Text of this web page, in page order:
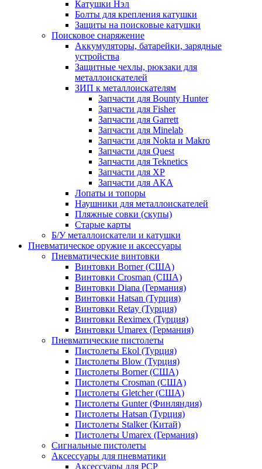
Катушки Нэл
Болты для крепления катушки
Защиты на поисковые катушки
Поисковое снаряжение
Аккумуляторы, батарейки, зарядные
устройства
Защитные чехлы, рюкзаки для
металлоискателей
ЗИП к металлоискателям
Запчасти для Bounty Hunter
Запчасти для Fisher
Запчасти для Garrett
Запчасти для Minelab
Запчасти для Nokta и Makro
Запчасти для Quest
Запчасти для Teknetics
Запчасти для XP
Запчасти для АКА
Лопаты и топоры
Наушники для металлоискателей
Пляжные совки (скупы)
Старые карты
Б/У металлоискатели и катушки
Пневматическое оружие и аксессуары
Пневматические винтовки
Винтовки Borner (США)
Винтовки Crosman (США)
Винтовки Diana (Германия)
Винтовки Hatsan (Турция)
Винтовки Retay (Турция)
Винтовки Reximex (Турция)
Винтовки Umarex (Германия)
Пневматические пистолеты
Пистолеты Ekol (Турция)
Пистолеты Blow (Турция)
Пистолеты Borner (США)
Пистолеты Crosman (США)
Пистолеты Gletcher (США)
Пистолеты Gunter (Финляндия)
Пистолеты Hatsan (Турция)
Пистолеты Stalker (Китай)
Пистолеты Umarex (Германия)
Сигнальные пистолеты
Аксессуары для пневматики
Аксессуары для PCP